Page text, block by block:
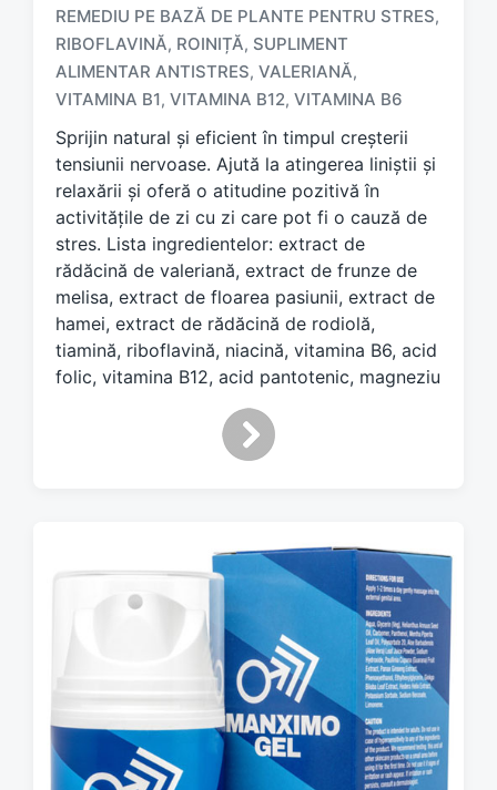
T
a
g
e
d
w
t
h
REMEDIU PE BAZĂ DE PLANTE PENTRU STRES,
RIBOFLAVINĂ, ROINIȚĂ, SUPLIMENT
ALIMENTAR ANTISTRES, VALERIANĂ,
VITAMINA B1, VITAMINA B12, VITAMINA B6
Sprijin natural și eficient în timpul creșterii
tensiunii nervoase. Ajută la atingerea liniștii și
relaxării și oferă o atitudine pozitivă în
activitățile de zi cu zi care pot fi o cauză de
stres. Lista ingredientelor: extract de
rădăcină de valeriană, extract de frunze de
melisa, extract de floarea pasiunii, extract de
hamei, extract de rădăcină de rodiolă,
tiamină, riboflavină, niacină, vitamina B6, acid
folic, vitamina B12, acid pantotenic, magneziu